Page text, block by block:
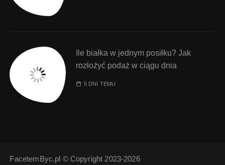
Ile białka w jednym posiłku? Jak
rozłożyć podaż w ciągu dnia
5 DNI TEMU
FacetemByc.pl © Copyright 2023-2026